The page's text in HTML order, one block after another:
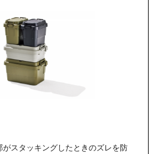
がスタッキングしたときのズレを防